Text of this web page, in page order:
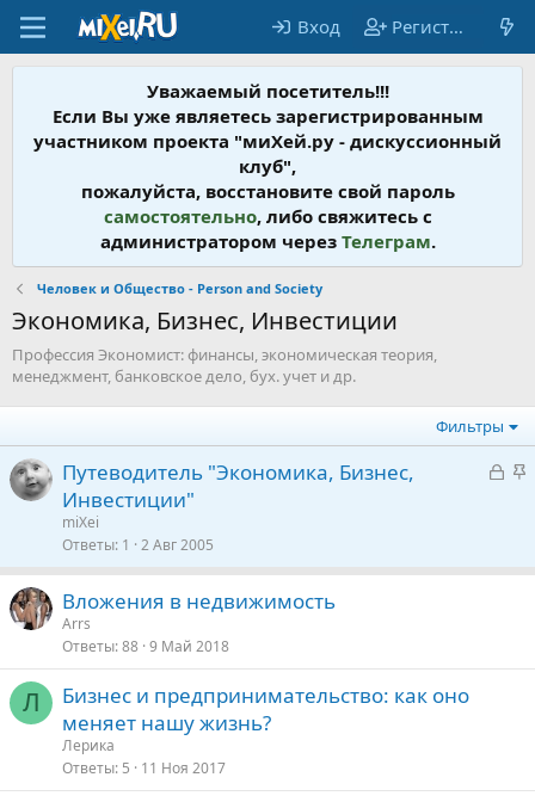
Вход Регистрация
Уважаемый посетитель!!!
Если Вы уже являетесь зарегистрированным
участником проекта "миХей.ру - дискусcионный
клуб",
пожалуйста, восстановите свой пароль
самостоятельно, либо свяжитесь с
администратором через Телеграм.
Человек и Общество - Person and Society
Экономика, Бизнес, Инвестиции
Профессия Экономист: финансы, экономическая теория,
менеджмент, банковское дело, бух. учет и др.
Фильтры
З
ы
З
е
н
Путеводитель "Экономика, Бизнес,
Инвестиции"
miXei
Ответы 1 2 Авг 2005
Вложения в недвижимость
Arrs
Ответы 88 9 Май 2018
Л
Бизнес и предпринимательство: как оно
меняет нашу жизнь?
Лерика
Ответы 5 11 Ноя 2017